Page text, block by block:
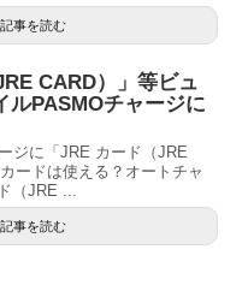
記事を読む
CARD）」等ビュ
ルPASMOチャージに
ジに「JRE カード（JRE
ードは使える？オートチャ
（JRE ...
記事を読む